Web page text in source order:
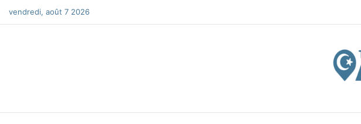
vendredi, août 7 2026